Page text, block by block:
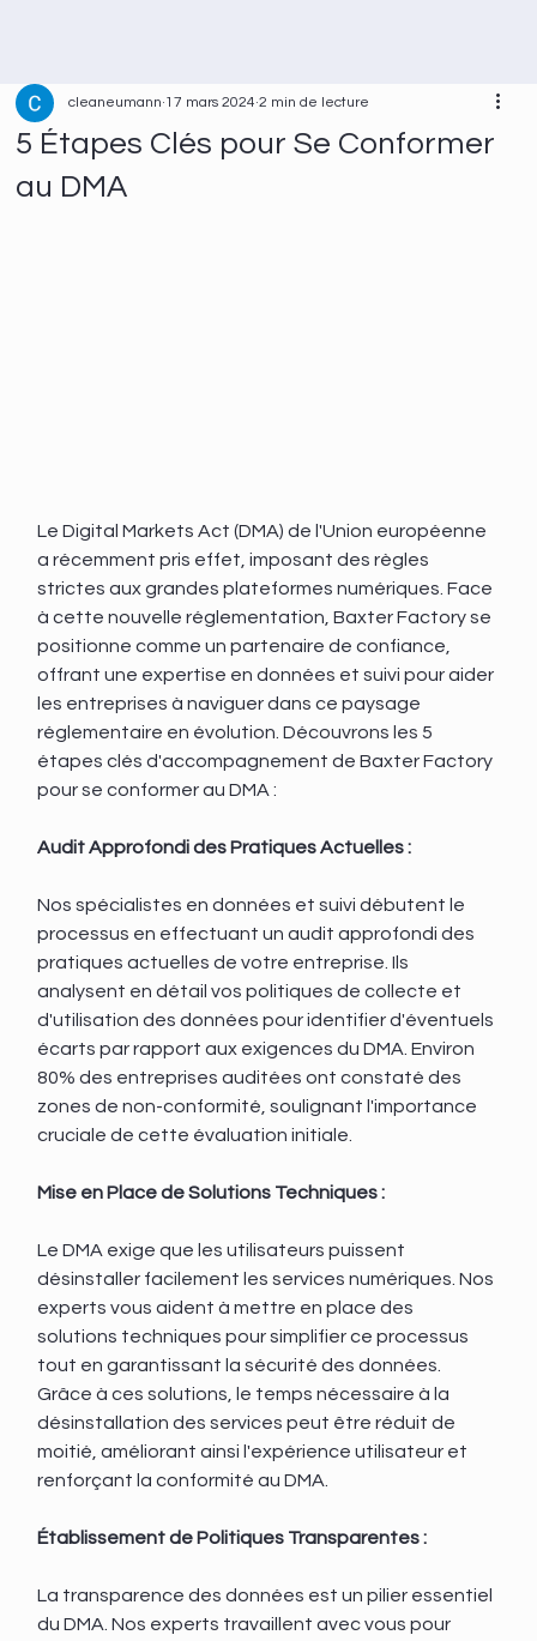
5 Étapes Clés pour Se Conformer
au DMA
cleaneumann 17 mars 2024 2 min de lecture
Le Digital Markets Act (DMA) de l'Union européenne
a récemment pris effet, imposant des règles
strictes aux grandes plateformes numériques. Face
à cette nouvelle réglementation, Baxter Factory se
positionne comme un partenaire de confiance,
offrant une expertise en données et suivi pour aider
les entreprises à naviguer dans ce paysage
réglementaire en évolution. Découvrons les 5
étapes clés d'accompagnement de Baxter Factory
pour se conformer au DMA :
Audit Approfondi des Pratiques Actuelles :
Nos spécialistes en données et suivi débutent le
processus en effectuant un audit approfondi des
pratiques actuelles de votre entreprise. Ils
analysent en détail vos politiques de collecte et
d'utilisation des données pour identifier d'éventuels
écarts par rapport aux exigences du DMA. Environ
80% des entreprises auditées ont constaté des
zones de non-conformité, soulignant l'importance
cruciale de cette évaluation initiale.
Mise en Place de Solutions Techniques :
Le DMA exige que les utilisateurs puissent
désinstaller facilement les services numériques. Nos
experts vous aident à mettre en place des
solutions techniques pour simplifier ce processus
tout en garantissant la sécurité des données.
Grâce à ces solutions, le temps nécessaire à la
désinstallation des services peut être réduit de
moitié, améliorant ainsi l'expérience utilisateur et
renforçant la conformité au DMA.
Établissement de Politiques Transparentes :
La transparence des données est un pilier essentiel
du DMA. Nos experts travaillent avec vous pour